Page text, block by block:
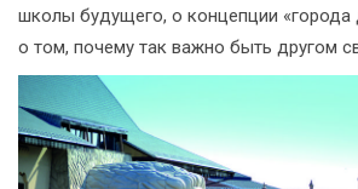
школы будущего, о концепции
о том, почему так важно быть другом